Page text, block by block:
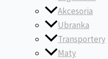
Akcesoria
Ubranka
Transportery
Maty